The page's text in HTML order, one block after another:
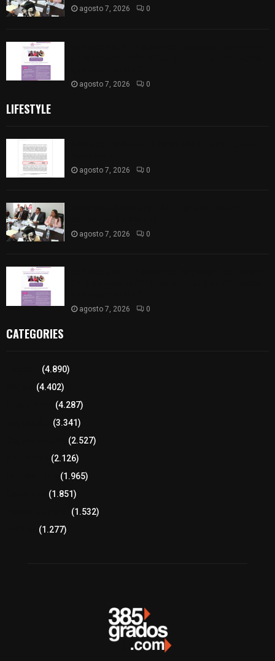
agosto 7, 2026 0
agosto 7, 2026 0
LIFESTYLE
agosto 7, 2026 0
agosto 7, 2026 0
agosto 7, 2026 0
CATEGORIES
(4.890)
(4.402)
(4.287)
(3.341)
(2.527)
(2.126)
(1.965)
(1.851)
(1.532)
(1.277)